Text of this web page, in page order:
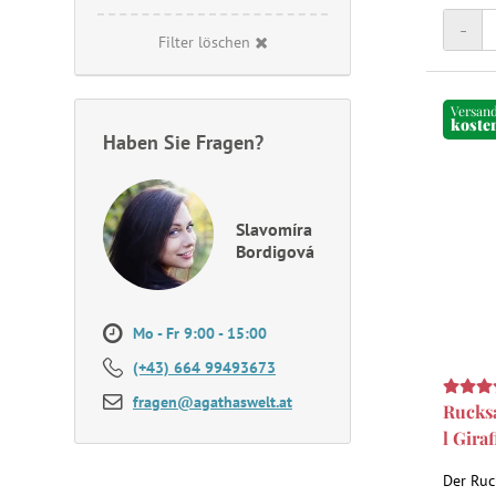
Filter löschen
Haben Sie Fragen?
Slavomíra
Bordigová
Mo - Fr 9:00 - 15:00
(+43) 664 99493673
fragen@agathaswelt.at
Design
-
Versand
l
Der